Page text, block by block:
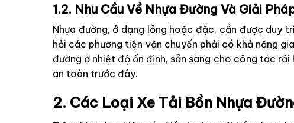
1.2. Nhu Cầu Về Nhựa Đường Và Giải
Nhựa đường, ở dạng lỏng hoặc đặc, cần được duy
hỏi các phương tiện vận chuyển phải có khả năng
đường ở nhiệt độ ổn định, sẵn sàng cho công tác
an toàn trước đây.
2. Các Loại Xe Tải Bồn Nhựa